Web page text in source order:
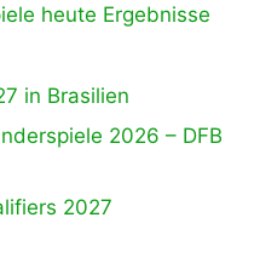
heute Ergebnisse
in Brasilien
2026 – DFB
2027